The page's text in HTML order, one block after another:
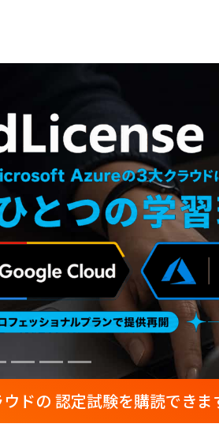
ドの 認定試験を購読できま